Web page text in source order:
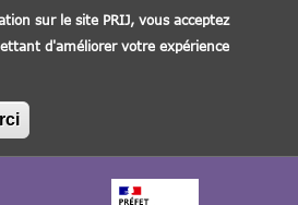
sur le site PRIJ, vous acceptez
d'améliorer votre expérience